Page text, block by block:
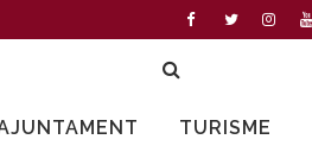
TURISME